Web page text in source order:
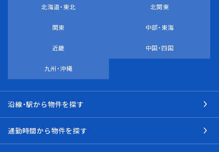
北海道・東北 北関東
関東 中部・東海
近畿 中国・四国
九州・沖縄
沿線・駅から物件を探す
通勤時間から物件を探す